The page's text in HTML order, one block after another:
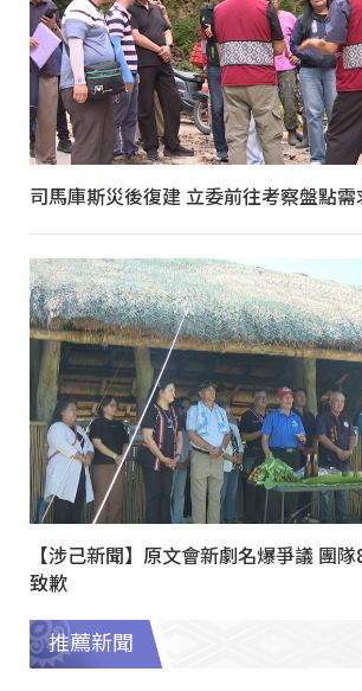
司馬庫斯災後復建 立委前往考察盤點需
【涉己新聞】原文會新劇名爆爭議 團
致歉
推薦新聞